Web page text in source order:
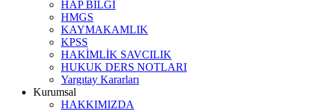
HAP BİLGİ
HMGS
KAYMAKAMLIK
KPSS
HAKİMLİK SAVCILIK
HUKUK DERS NOTLARI
Yargıtay Kararları
Kurumsal
HAKKIMIZDA